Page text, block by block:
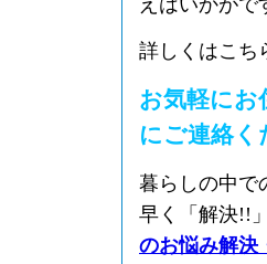
えはいかがで
詳しくはこち
お気軽にお
にご連絡く
暮らしの中で
早く「解決!!
のお悩み解決